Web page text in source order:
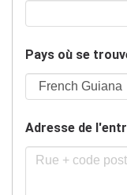
Pays où se
Adresse de